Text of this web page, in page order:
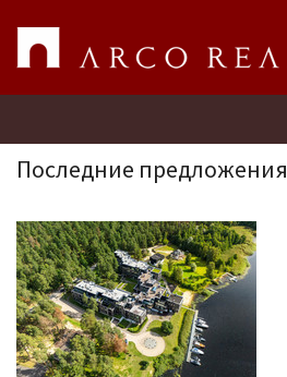
Поиск
Оценка недвижимости
Предприятие
Последние предложения